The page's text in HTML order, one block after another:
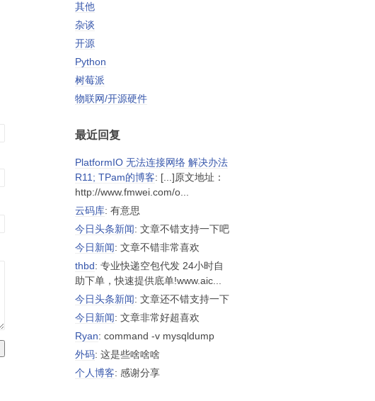
其他
杂谈
开源
Python
树莓派
物联网/开源硬件
最近回复
PlatformIO 无法连接网络 解决办法
R11; TPam的博客: [...]原文地址：
http://www.fmwei.com/o...
云码库: 有意思
今日头条新闻: 文章不错支持一下吧
今日新闻: 文章不错非常喜欢
thbd: 专业快递空包代发 24小时自
助下单，快速提供底单!www.aic...
今日头条新闻: 文章还不错支持一下
今日新闻: 文章非常好超喜欢
Ryan: command -v mysqldump
外码: 这是些啥啥啥
个人博客: 感谢分享